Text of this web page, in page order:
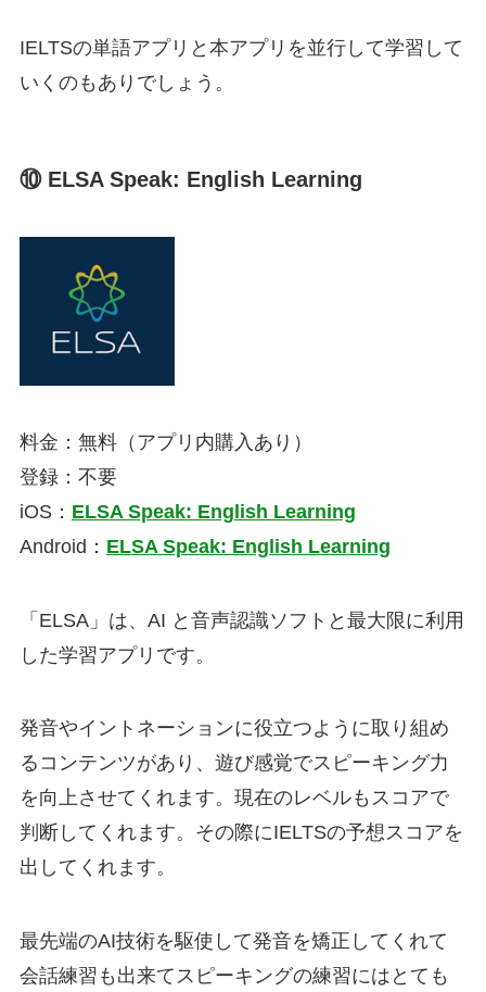
IELTSの単語アプリと本アプリを並行して学習して
いくのもありでしょう。
⑩ ELSA Speak: English Learning
料金：無料（アプリ内購入あり）
登録：不要
iOS： ELSA Speak: English Learning
Android： ELSA Speak: English Learning
「ELSA」は、AI と音声認識ソフトと最大限に利用
した学習アプリです。
発音やイントネーションに役立つように取り組め
るコンテンツがあり、遊び感覚でスピーキング力
を向上させてくれます。現在のレベルもスコアで
判断してくれます。その際にIELTSの予想スコアを
出してくれます。
最先端のAI技術を駆使して発音を矯正してくれて
会話練習も出来てスピーキングの練習にはとても